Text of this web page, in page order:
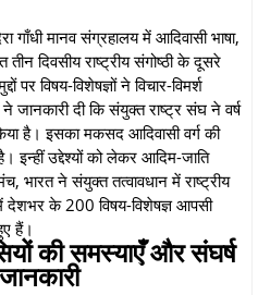
गाँधी मानव संग्रहालय में आदिवासी भाषा,
दिवसीय राष्ट्रीय संगोष्ठी के दूसरे
पर विषय-विशेषज्ञों ने विचार-विमर्श
ने जानकारी दी कि संयुक्त राष्ट्र संघ ने वर्ष
है। इसका मकसद आदिवासी वर्ग की
इन्हीं उद्देश्यों को लेकर आदिम-जाति
भारत ने संयुक्त तत्वावधान में राष्ट्रीय
देशभर के 200 विषय-विशेषज्ञ आपसी
हैं।
की समस्याएँ और संघर्ष